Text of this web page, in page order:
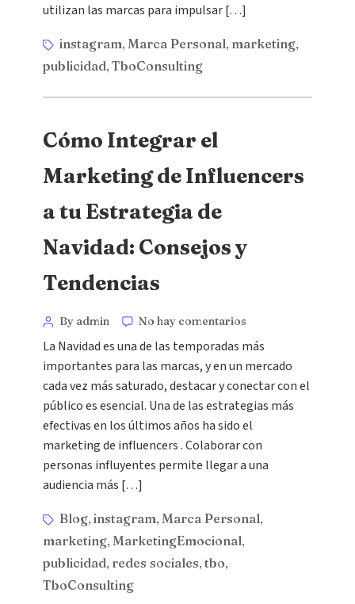
utilizan las marcas para impulsar […]
instagram,Marca Personal, marketing,
publicidad,TboConsulting
Cómo Integrar el
Marketing de Influencers
a tu Estrategia de
Navidad: Consejos y
Tendencias
By admin No hay comentarios
La Navidad es una de las temporadas más
importantes para las marcas, y en un mercado
cada vez más saturado, destacar y conectar con el
público es esencial. Una de las estrategias más
efectivas en los últimos años ha sido el
marketing de influencers . Colaborar con
personas influyentes permite llegar a una
audiencia más […]
Blog,instagram,Marca Personal,
marketing,MarketingEmocional,
publicidad, redes sociales,tbo,
TboConsulting